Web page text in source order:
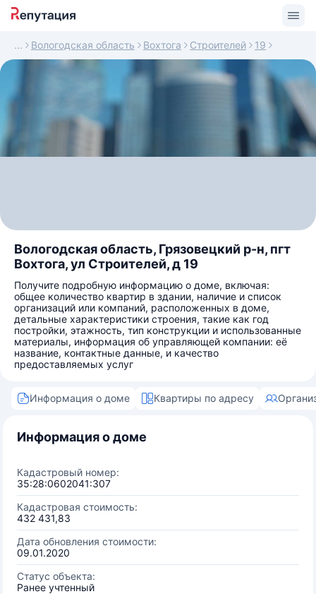
Вологодская область Вохтога Строителей 19
Вологодская область, Грязовецкий р-н, пгт
Вохтога, ул Строителей, д 19
Получите подробную информацию о доме, включая:
общее количество квартир в здании, наличие и список
организаций или компаний, расположенных в доме,
детальные характеристики строения, такие как год
постройки, этажность, тип конструкции и использованные
материалы, информация об управляющей компании: её
название, контактные данные, и качество
предоставляемых услуг
Информация о доме Квартиры по адресу
Информация о доме
Кадастровый номер:
35:28:0602041:307
Кадастровая стоимость:
432 431,83
Дата обновления стоимости:
09.01.2020
Статус объекта:
Ранее учтенный